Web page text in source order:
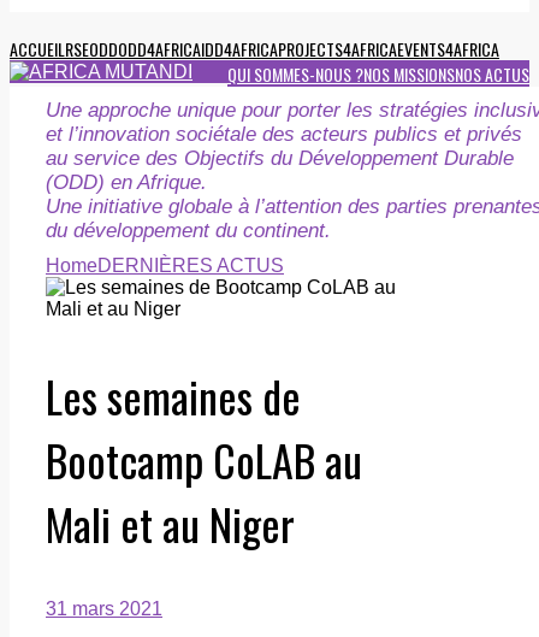
ACCUEILRSEODDODD4AFRICAIDD4AFRICAPROJECTS4AFRICAEVENTS4AFRICA
NOS ACTUS
NOS MISSIONS
QUI SOMMES-NOUS ?
Une approche unique pour porter les stratégies
et l’innovation sociétale des acteurs publics et privés
au service des Objectifs du Développement Durable
(ODD) en Afrique.
Une initiative globale à l’attention des parties
du développement du continent.
HomeDERNIÈRES ACTUS
Les semaines de
Bootcamp CoLAB au
Mali et au Niger
31 mars 2021